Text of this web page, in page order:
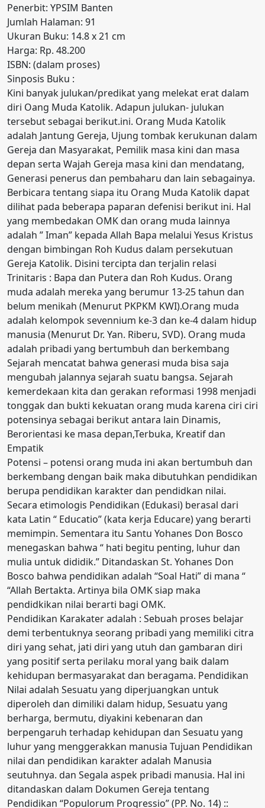
Penerbit: YPSIM Banten
Jumlah Halaman: 91
Ukuran Buku: 14.8 x 21 cm
Harga: Rp. 48.200
ISBN: (dalam proses)
Sinposis Buku :
Kini banyak julukan/predikat yang melekat erat dalam
diri Oang Muda Katolik. Adapun julukan- julukan
tersebut sebagai berikut.ini. Orang Muda Katolik
adalah Jantung Gereja, Ujung tombak kerukunan dalam
Gereja dan Masyarakat, Pemilik masa kini dan masa
depan serta Wajah Gereja masa kini dan mendatang,
Generasi penerus dan pembaharu dan lain sebagainya.
Berbicara tentang siapa itu Orang Muda Katolik dapat
dilihat pada beberapa paparan defenisi berikut ini. Hal
yang membedakan OMK dan orang muda lainnya
adalah ” Iman” kepada Allah Bapa melalui Yesus Kristus
dengan bimbingan Roh Kudus dalam persekutuan
Gereja Katolik. Disini tercipta dan terjalin relasi
Trinitaris : Bapa dan Putera dan Roh Kudus. Orang
muda adalah mereka yang berumur 13-25 tahun dan
belum menikah (Menurut PKPKM KWI).Orang muda
adalah kelompok sevennium ke-3 dan ke-4 dalam hidup
manusia (Menurut Dr. Yan. Riberu, SVD). Orang muda
adalah pribadi yang bertumbuh dan berkembang
Sejarah mencatat bahwa generasi muda bisa saja
mengubah jalannya sejarah suatu bangsa. Sejarah
kemerdekaan kita dan gerakan reformasi 1998 menjadi
tonggak dan bukti kekuatan orang muda karena ciri ciri
potensinya sebagai berikut antara lain Dinamis,
Berorientasi ke masa depan,Terbuka, Kreatif dan
Empatik
Potensi – potensi orang muda ini akan bertumbuh dan
berkembang dengan baik maka dibutuhkan pendidikan
berupa pendidikan karakter dan pendidkan nilai.
Secara etimologis Pendidikan (Edukasi) berasal dari
kata Latin “ Educatio” (kata kerja Educare) yang berarti
memimpin. Sementara itu Santu Yohanes Don Bosco
menegaskan bahwa “ hati begitu penting, luhur dan
mulia untuk dididik.” Ditandaskan St. Yohanes Don
Bosco bahwa pendidikan adalah “Soal Hati” di mana “
“Allah Bertakta. Artinya bila OMK siap maka
pendidkikan nilai berarti bagi OMK.
Pendidikan Karakater adalah : Sebuah proses belajar
demi terbentuknya seorang pribadi yang memiliki citra
diri yang sehat, jati diri yang utuh dan gambaran diri
yang positif serta perilaku moral yang baik dalam
kehidupan bermasyarakat dan beragama. Pendidikan
Nilai adalah Sesuatu yang diperjuangkan untuk
diperoleh dan dimiliki dalam hidup, Sesuatu yang
berharga, bermutu, diyakini kebenaran dan
berpengaruh terhadap kehidupan dan Sesuatu yang
luhur yang menggerakkan manusia Tujuan Pendidikan
nilai dan pendidikan karakter adalah Manusia
seutuhnya. dan Segala aspek pribadi manusia. Hal ini
ditandaskan dalam Dokumen Gereja tentang
Pendidikan “Populorum Progressio” (PP. No. 14) ::